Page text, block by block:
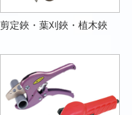
剪定鋏・葉刈鋏・植木鋏